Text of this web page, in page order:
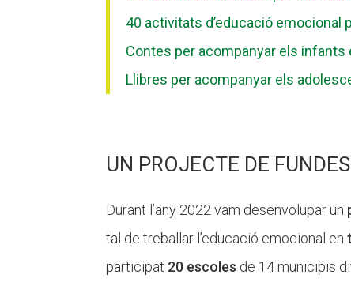
40 activitats d’educació emocional
Contes per acompanyar els infants
Llibres per acompanyar els
UN PROJECTE DE
Durant l’any 2022 vam desenvolupar un
tal de treballar l’educació emocional en
participat 20 escoles de 14 municipis